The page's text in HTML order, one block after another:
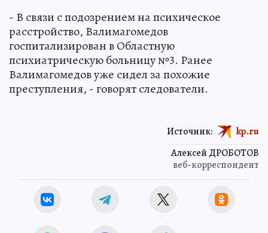
- В связи с подозрением на психическое
расстройство, Валимагомедов
госпитализирован в Областную
психиатрическую больницу №3. Ранее
Валимагомедов уже сидел за похожие
преступления, - говорят следователи.
Алексей ДРОБОТОВ
веб-корреспондент
Источник: kp.ru